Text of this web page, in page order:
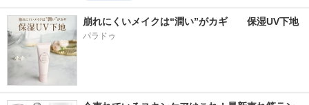
崩れにくいメイクは“潤い”がカギ　　保湿UV下地
パラドゥ